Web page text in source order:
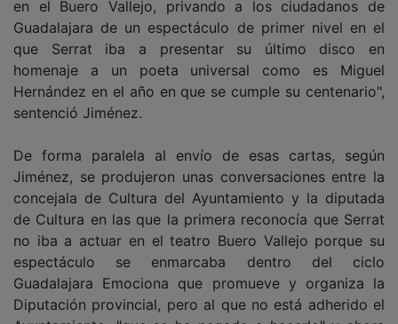
Guadalajara de un espectáculo de primer nivel en el
que Serrat iba a presentar su último disco en
homenaje a un poeta universal como es Miguel
Hernández en el año en que se cumple su centenario",
sentenció Jiménez.
Jiménez, se produjeron unas conversaciones entre la
concejala de Cultura del Ayuntamiento y la diputada
de Cultura en las que la primera reconocía que Serrat
no iba a actuar en el teatro Buero Vallejo porque su
espectáculo se enmarcaba dentro del ciclo
Guadalajara Emociona que promueve y organiza la
Diputación provincial, pero al que no está adherido el
Ayuntamiento, "que se ha negado a hacerlo" y ahora